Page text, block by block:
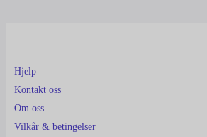
Hjelp
Kontakt oss
Om oss
Vilkår & betingelser